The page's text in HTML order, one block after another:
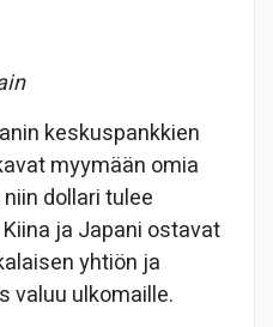
keskuspankkien
myymään omia
dollari tulee
ja Japani ostavat
yhtiön ja
valuu ulkomaille.